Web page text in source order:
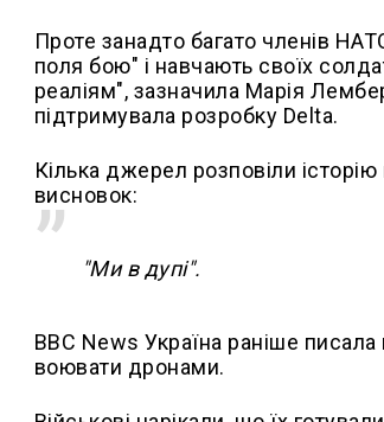
Проте занадто багато членів
поля бою" і навчають своїх
реаліям", зазначила Марія
підтримувала розробку Delta.
Кілька джерел розповіли
висновок:
"Ми в дупі".
BBC News Україна раніше
воювати дронами.